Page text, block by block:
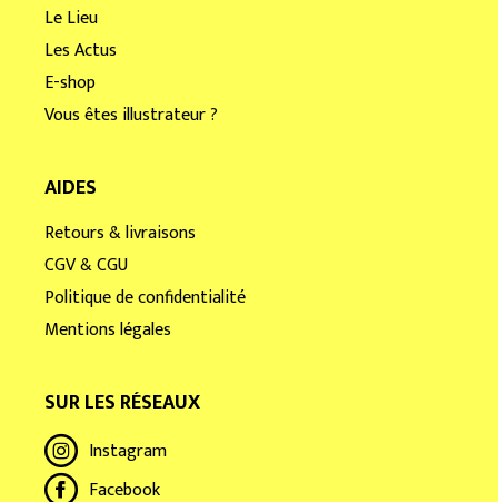
Le Lieu
Les Actus
E-shop
Vous êtes illustrateur ?
AIDES
Retours & livraisons
CGV & CGU
Politique de confidentialité
Mentions légales
SUR LES RÉSEAUX
Instagram
Facebook